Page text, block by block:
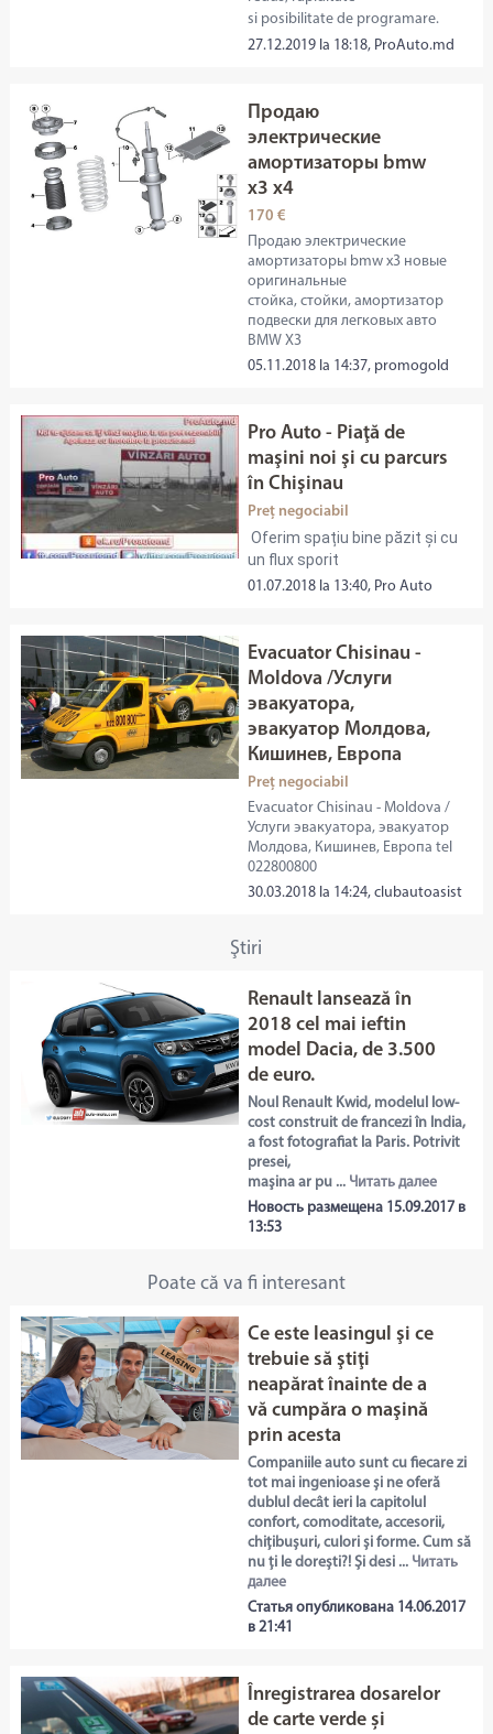
si posibilitate de programare.
27.12.2019 la 18:18, ProAuto.md
Продаю
электрические
амортизаторы bmw
x3 x4
170 €
Продаю электрические
амортизаторы bmw x3 новые
оригинальные
стойка, стойки, амортизатор
подвески для легковых авто
BMW X3
05.11.2018 la 14:37, promogold
Pro Auto - Piaţă de
maşini noi şi cu parcurs
în Chişinau
Preț negociabil
Oferim spațiu bine păzit și cu
un flux sporit
01.07.2018 la 13:40, Pro Auto
Evacuator Chisinau -
Moldova /Услуги
эвакуатора,
эвакуатор Молдова,
Кишинев, Европа
Preț negociabil
Evacuator Chisinau - Moldova /
Услуги эвакуатора, эвакуатор
Молдова, Кишинев, Европа tel
022800800
30.03.2018 la 14:24, clubautoasist
Ştiri
Renault lansează în
2018 cel mai ieftin
model Dacia, de 3.500
de euro.
Noul Renault Kwid, modelul low-
cost construit de francezi în India,
a fost fotografiat la Paris. Potrivit
presei,
maşina ar pu ... Читать далее
Новость размещена 15.09.2017 в
13:53
Poate că va fi interesant
Ce este leasingul şi ce
trebuie să ştiţi
neapărat înainte de a
vă cumpăra o maşină
prin acesta
Companiile auto sunt cu fiecare zi
tot mai ingenioase și ne oferă
dublul decât ieri la capitolul
confort, comoditate, accesorii,
chițibușuri, culori și forme. Cum să
nu ți le dorești?! Și desi ... Читать
далее
Статья опубликована 14.06.2017
в 21:41
Înregistrarea dosarelor
de carte verde și